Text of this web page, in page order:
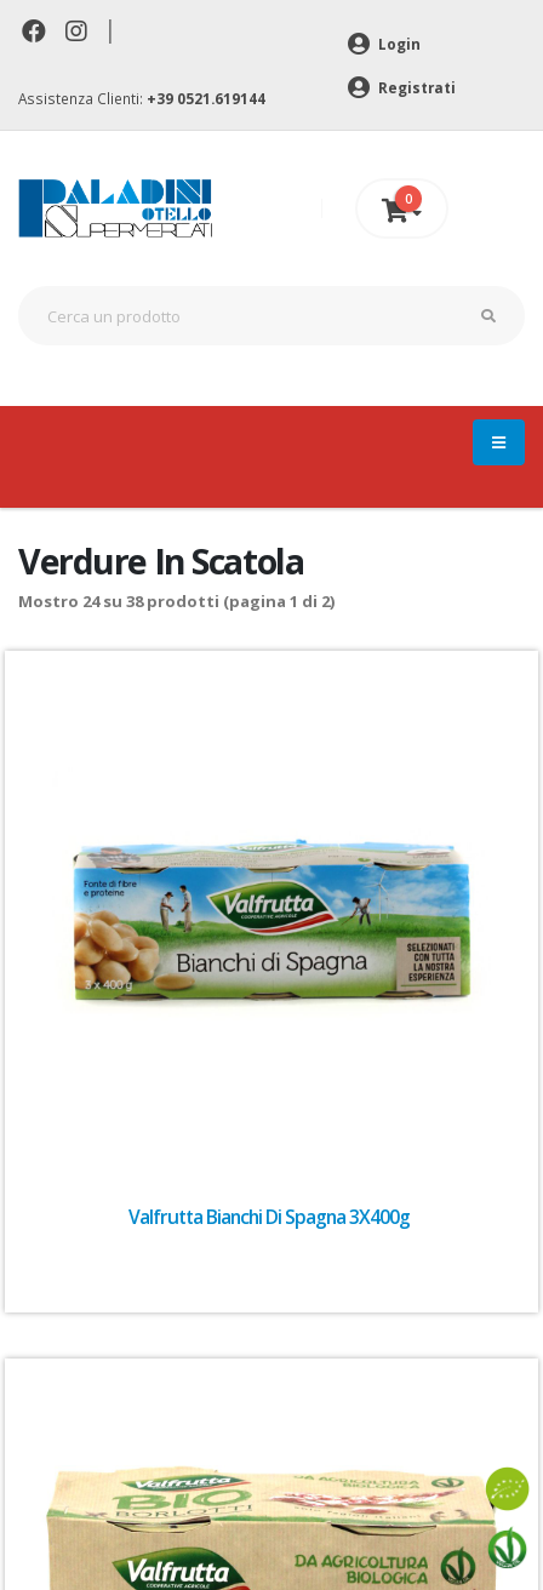
|
Assistenza Clienti: +39 0521.619144
Login
Registrati
0
Verdure In Scatola
Mostro 24su 38prodotti (pagina 1 di 2)
Valfrutta Bianchi Di Spagna 3X400g